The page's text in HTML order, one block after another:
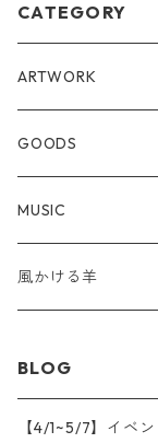
CATEGORY
ARTWORK
ORIGINAL
MINI
F4
ARTWORK GOODS
GOODS
STICKER
OTHER
MUSIC
風かける羊
BLOG
【4/1~5/7】イベ